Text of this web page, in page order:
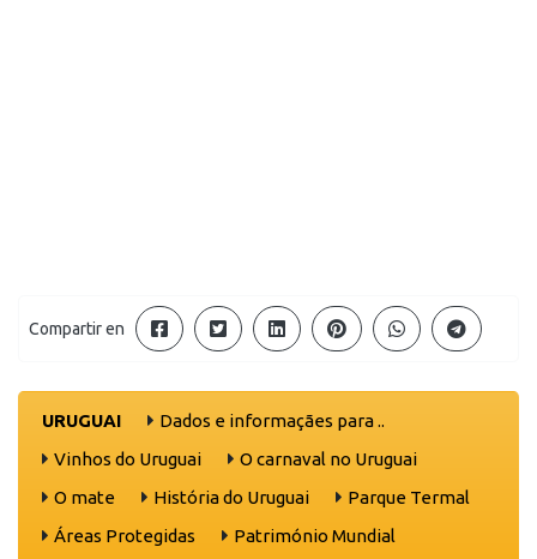
Compartir en
URUGUAI
Dados e informaçães para ..
Vinhos do Uruguai
O carnaval no Uruguai
O mate
História do Uruguai
Parque Termal
Áreas Protegidas
Património Mundial